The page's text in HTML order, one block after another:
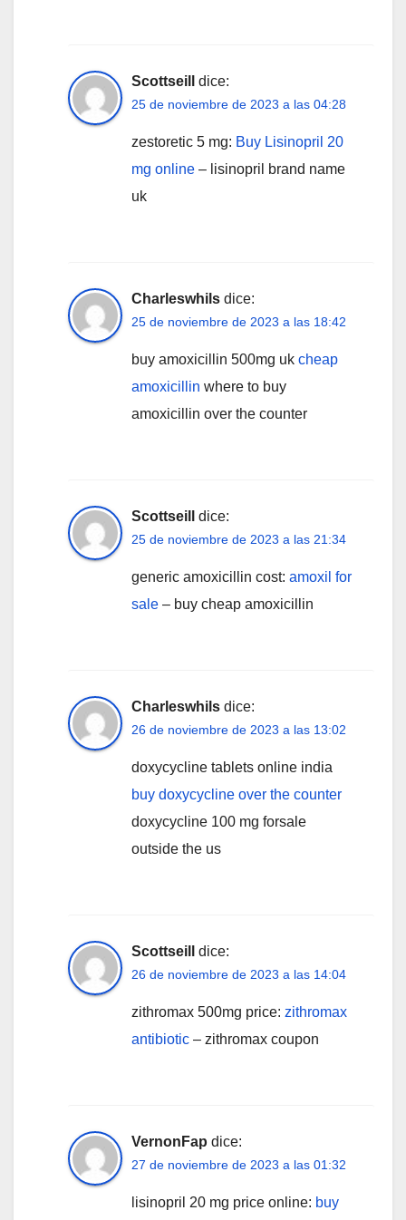
Scottseill dice:
25 de noviembre de 2023 a las 04:28
zestoretic 5 mg: Buy Lisinopril 20
mg online – lisinopril brand name
uk
Charleswhils dice:
25 de noviembre de 2023 a las 18:42
buy amoxicillin 500mg uk cheap
amoxicillin where to buy
amoxicillin over the counter
Scottseill dice:
25 de noviembre de 2023 a las 21:34
generic amoxicillin cost: amoxil for
sale – buy cheap amoxicillin
Charleswhils dice:
26 de noviembre de 2023 a las 13:02
doxycycline tablets online india
buy doxycycline over the counter
doxycycline 100 mg forsale
outside the us
Scottseill dice:
26 de noviembre de 2023 a las 14:04
zithromax 500mg price: zithromax
antibiotic – zithromax coupon
VernonFap dice:
27 de noviembre de 2023 a las 01:32
lisinopril 20 mg price online: buy